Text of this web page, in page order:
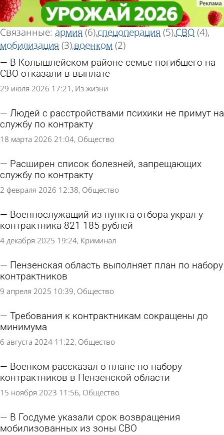
«Контрактник»
Тег новостей
Всего найдено 13 новостей
Связанные: армия (6)спецоперация (5)СВО(4)
мобилизация (3)военком (2)
В Колышлейском районе семье погибшего на
СВО отказали в выплате
29 июля 2026 17:21 Из жизни
Людей с расстройствами психики не примут на
службу по контракту
18 марта 2026 21:04 Общество
Расширен список болезней, запрещающих
службу по контракту
2 февраля 2026 12:38 Общество
Военнослужащий из пункта отбора украл у
контрактника 821 185 рублей
4 декабря 2025 19:24 Криминал
Пензенская область выполняет план по набору
контрактников
9 апреля 2025 10:39 Общество
Требования к контрактникам сокращены до
минимума
6 августа 2024 11:22 Общество
Военком рассказал о плане по набору
контрактников в Пензенской области
15 ноября 2023 11:56 Общество
В Госдуме указали срок возвращения
мобилизованных из зоны СВО
«Контрактник»
Тег новостей